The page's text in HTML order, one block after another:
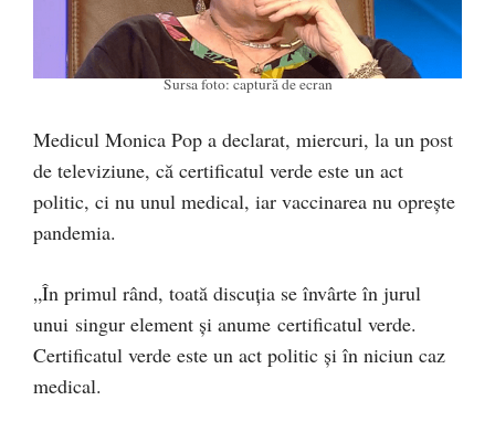
Sursa foto: captură de ecran
Medicul Monica Pop a declarat, miercuri, la un post
de televiziune, că certificatul verde este un act
politic, ci nu unul medical, iar vaccinarea nu oprește
pandemia.
„În primul rând, toată discuția se învârte în jurul
unui singur element şi anume certificatul verde.
Certificatul verde este un act politic şi în niciun caz
medical.